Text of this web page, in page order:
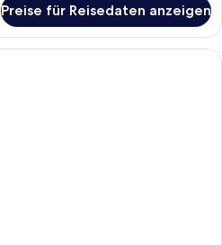
Preise für Reisedaten anzeigen
Ein modernes Hotelzimmer mit